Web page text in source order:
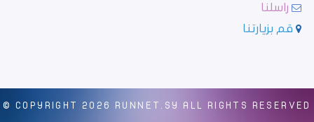
راسلنا
قم بزيارتنا
© COPYRIGHT 2026 RUNNET.SY ALL RIGHTS RESERVED